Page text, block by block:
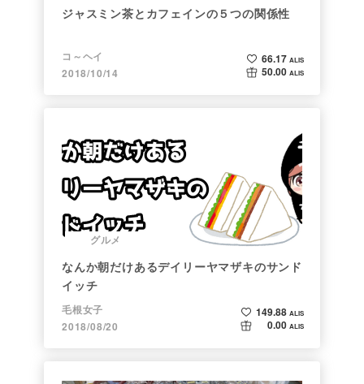
ジャスミン茶とカフェインの５つの関係性
コ～ヘイ
2018/10/14
66.17 ALIS
50.00 ALIS
グルメ
なんか朝だけあるデイリーヤマザキのサンド
イッチ
毛根女子
2018/08/20
149.88 ALIS
0.00 ALIS